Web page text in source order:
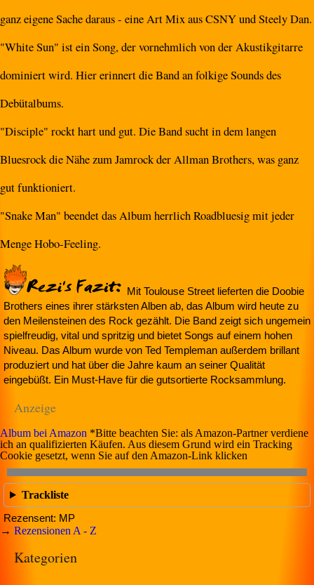
ganz eigene Sache daraus - eine Art Mix aus CSNY und Steely Dan.
"White Sun" ist ein Song, der vornehmlich von der Akustikgitarre
dominiert wird. Hier erinnert die Band an folkige Sounds des
Debütalbums.
"Disciple" rockt hart und gut. Die Band sucht in dem langen
Bluesrock die Nähe zum Jamrock der Allman Brothers, was ganz
gut funktioniert.
"Snake Man" beendet das Album herrlich Roadbluesig mit jeder
Menge Hobo-Feeling.
Mit Toulouse Street lieferten die Doobie
Brothers eines ihrer stärksten Alben ab, das Album wird heute zu
den Meilensteinen des Rock gezählt. Die Band zeigt sich ungemein
spielfreudig, vital und spritzig und bietet Songs auf einem hohen
Niveau. Das Album wurde von Ted Templeman außerdem brillant
produziert und hat über die Jahre kaum an seiner Qualität
eingebüßt. Ein Must-Have für die gutsortierte Rocksammlung.
Anzeige
Album bei Amazon *Bitte beachten Sie: als Amazon-Partner verdiene
ich an qualifizierten Käufen. Aus diesem Grund wird ein Tracking
Cookie gesetzt, wenn Sie auf den Amazon-Link klicken
Trackliste
Rezensent: MP
→ Rezensionen A - Z
Kategorien